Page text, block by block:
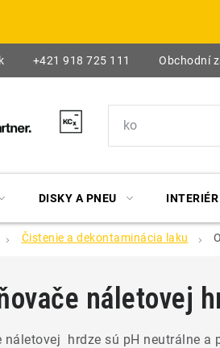
+421 918 725 111 Obchodní
DISKY A PNEU INTERIÉR
Čistenie a dekontaminácia laku
náletovej
náletovej hrdze sú pH neutrálne